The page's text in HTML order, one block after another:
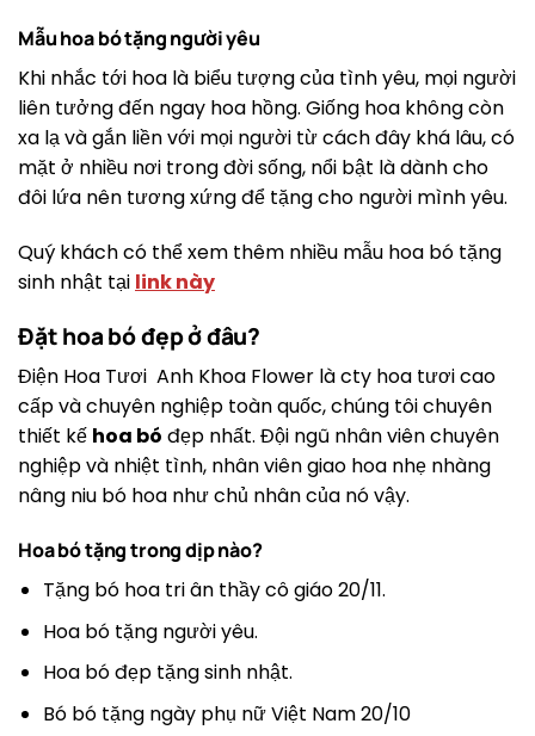
Mẫu hoa bó tặng người yêu
Khi nhắc tới hoa là biểu tượng của tình yêu, mọi người
liên tưởng đến ngay hoa hồng. Giống hoa không còn
xa lạ và gắn liền với mọi người từ cách đây khá lâu, có
mặt ở nhiều nơi trong đời sống, nổi bật là dành cho
đôi lứa nên tương xứng để tặng cho người mình yêu.
Quý khách có thể xem thêm nhiều mẫu hoa bó tặng
sinh nhật tại link này
Đặt hoa bó đẹp ở đâu?
Điện Hoa Tươi Anh Khoa Flower là cty hoa tươi cao
cấp và chuyên nghiệp toàn quốc, chúng tôi chuyên
thiết kế hoa bó đẹp nhất. Đội ngũ nhân viên chuyên
nghiệp và nhiệt tình, nhân viên giao hoa nhẹ nhàng
nâng niu bó hoa như chủ nhân của nó vậy.
Hoa bó tặng trong dịp nào?
Tặng bó hoa tri ân thầy cô giáo 20/11.
Hoa bó tặng người yêu.
Hoa bó đẹp tặng sinh nhật.
Bó bó tặng ngày phụ nữ Việt Nam 20/10